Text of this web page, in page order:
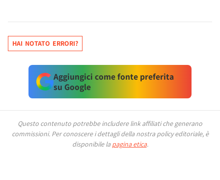
HAI NOTATO ERRORI?
Aggiungici come fonte preferita
su Google
Questo contenuto potrebbe includere link affiliati che generano
commissioni. Per conoscere i dettagli della nostra policy editoriale, è
disponibile la pagina etica.